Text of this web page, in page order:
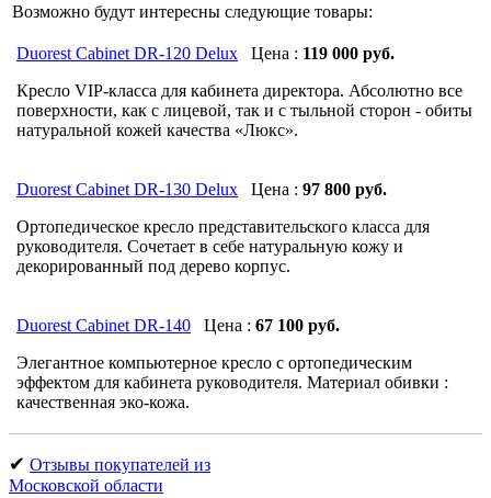
Возможно будут интересны следующие товары:
Duorest Cabinet DR-120 Delux Цена : 119 000 руб.
Кресло VIP-класса для кабинета директора. Абсолютно все
поверхности, как с лицевой, так и с тыльной сторон - обиты
натуральной кожей качества «Люкс».
Duorest Cabinet DR-130 Delux Цена : 97 800 руб.
Ортопедическое кресло представительского класса для
руководителя. Сочетает в себе натуральную кожу и
декорированный под дерево корпус.
Duorest Cabinet DR-140 Цена : 67 100 руб.
Элегантное компьютерное кресло с ортопедическим
эффектом для кабинета руководителя. Материал обивки :
качественная эко-кожа.
✔ Отзывы покупателей из
Московской области